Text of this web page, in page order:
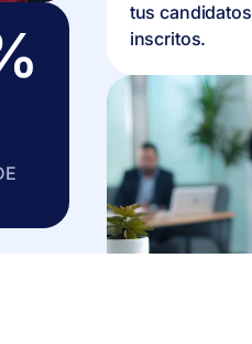
tus candidatos
inscritos.